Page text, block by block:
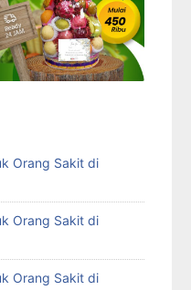
Orang Sakit di
Orang Sakit di
Orang Sakit di